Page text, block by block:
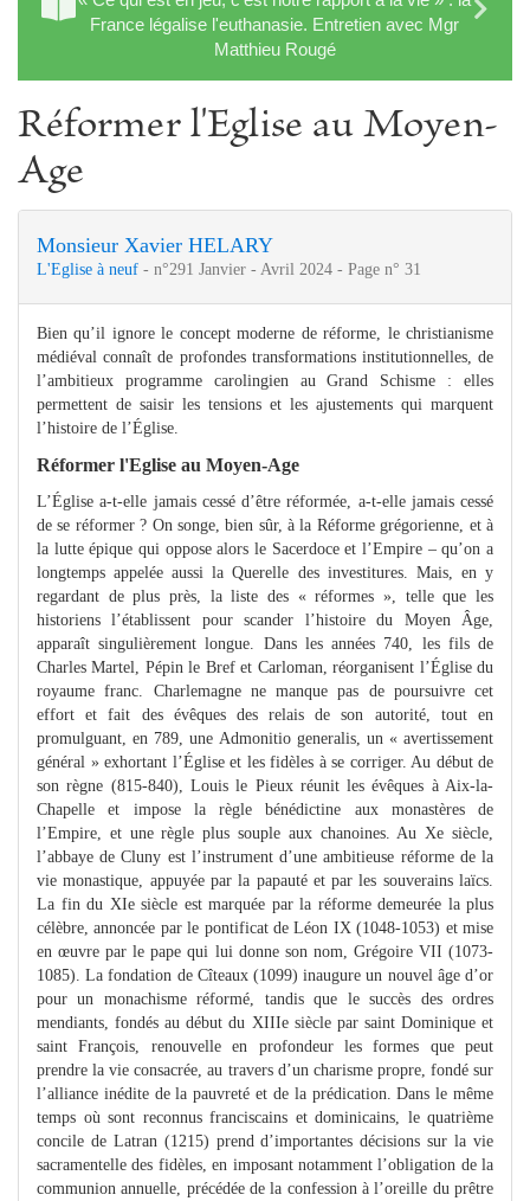
France légalise l'euthanasie. Entretien avec Mgr
Matthieu Rougé
Réformer l'Eglise au Moyen-
Age
Monsieur Xavier HELARY
L'Eglise à neuf - n°291 Janvier - Avril 2024 - Page n° 31
Bien qu’il ignore le concept moderne de réforme, le christianisme
médiéval connaît de profondes transformations institutionnelles, de
l’ambitieux programme carolingien au Grand Schisme : elles
permettent de saisir les tensions et les ajustements qui marquent
l’histoire de l’Église.
Réformer l'Eglise au Moyen-Age
L’Église a-t-elle jamais cessé d’être réformée, a-t-elle jamais cessé
de se réformer ? On songe, bien sûr, à la Réforme grégorienne, et à
la lutte épique qui oppose alors le Sacerdoce et l’Empire – qu’on a
longtemps appelée aussi la Querelle des investitures. Mais, en y
regardant de plus près, la liste des « réformes », telle que les
historiens l’établissent pour scander l’histoire du Moyen Âge,
apparaît singulièrement longue. Dans les années 740, les fils de
Charles Martel, Pépin le Bref et Carloman, réorganisent l’Église du
royaume franc. Charlemagne ne manque pas de poursuivre cet
effort et fait des évêques des relais de son autorité, tout en
promulguant, en 789, une Admonitio generalis, un « avertissement
général » exhortant l’Église et les fidèles à se corriger. Au début de
son règne (815-840), Louis le Pieux réunit les évêques à Aix-la-
Chapelle et impose la règle bénédictine aux monastères de
l’Empire, et une règle plus souple aux chanoines. Au Xe siècle,
l’abbaye de Cluny est l’instrument d’une ambitieuse réforme de la
vie monastique, appuyée par la papauté et par les souverains laïcs.
La fin du XIe siècle est marquée par la réforme demeurée la plus
célèbre, annoncée par le pontificat de Léon IX (1048-1053) et mise
en œuvre par le pape qui lui donne son nom, Grégoire VII (1073-
1085). La fondation de Cîteaux (1099) inaugure un nouvel âge d’or
pour un monachisme réformé, tandis que le succès des ordres
mendiants, fondés au début du XIIIe siècle par saint Dominique et
saint François, renouvelle en profondeur les formes que peut
prendre la vie consacrée, au travers d’un charisme propre, fondé sur
l’alliance inédite de la pauvreté et de la prédication. Dans le même
temps où sont reconnus franciscains et dominicains, le quatrième
concile de Latran (1215) prend d’importantes décisions sur la vie
sacramentelle des fidèles, en imposant notamment l’obligation de la
communion annuelle, précédée de la confession à l’oreille du prêtre